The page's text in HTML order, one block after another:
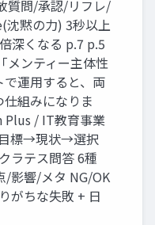
質問/承認/リフレ/
黙の力) 3秒以上
深くなる p.7 p.5
メンティー主体性
運用すると、両
組みになりま
Plus / IT教育事業
目標→現状→選択
ラテス問答 6種
影響/メタ NG/OK
がちな失敗 + 日